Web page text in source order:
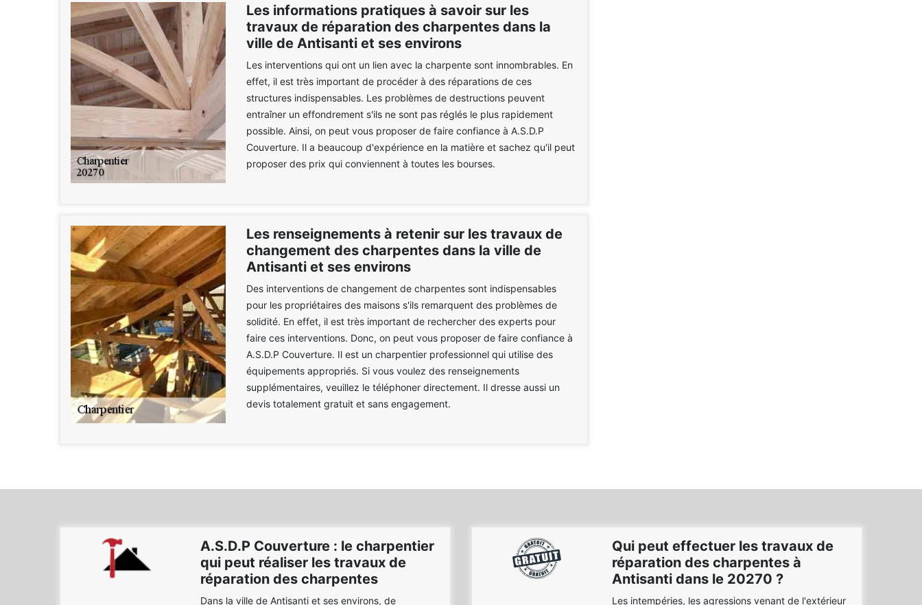
Les informations pratiques à savoir sur les
travaux de réparation des charpentes dans la
ville de Antisanti et ses environs
Les interventions qui ont un lien avec la charpente sont innombrables. En
effet, il est très important de procéder à des réparations de ces
structures indispensables. Les problèmes de destructions peuvent
entraîner un effondrement s'ils ne sont pas réglés le plus rapidement
possible. Ainsi, on peut vous proposer de faire confiance à A.S.D.P
Couverture. Il a beaucoup d'expérience en la matière et sachez qu'il peut
proposer des prix qui conviennent à toutes les bourses.
Les renseignements à retenir sur les travaux de
changement des charpentes dans la ville de
Antisanti et ses environs
Des interventions de changement de charpentes sont indispensables
pour les propriétaires des maisons s'ils remarquent des problèmes de
solidité. En effet, il est très important de rechercher des experts pour
faire ces interventions. Donc, on peut vous proposer de faire confiance à
A.S.D.P Couverture. Il est un charpentier professionnel qui utilise des
équipements appropriés. Si vous voulez des renseignements
supplémentaires, veuillez le téléphoner directement. Il dresse aussi un
devis totalement gratuit et sans engagement.
A.S.D.P Couverture : le charpentier
qui peut réaliser les travaux de
réparation des charpentes
Dans la ville de Antisanti et ses environs, de
Qui peut effectuer les travaux de
réparation des charpentes à
Antisanti dans le 20270 ?
Les intempéries, les agressions venant de l'extérieur